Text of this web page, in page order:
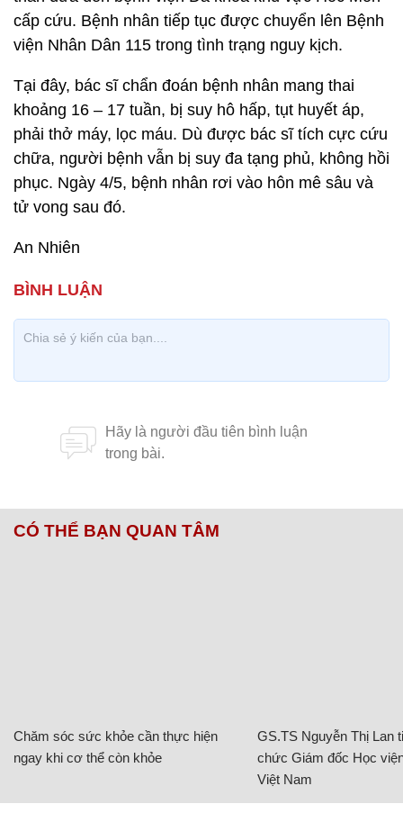
cấp cứu. Bệnh nhân tiếp tục được chuyển lên Bệnh
viện Nhân Dân 115 trong tình trạng nguy kịch.
Tại đây, bác sĩ chẩn đoán bệnh nhân mang thai
khoảng 16 – 17 tuần, bị suy hô hấp, tụt huyết áp,
phải thở máy, lọc máu. Dù được bác sĩ tích cực cứu
chữa, người bệnh vẫn bị suy đa tạng phủ, không hồi
phục. Ngày 4/5, bệnh nhân rơi vào hôn mê sâu và
tử vong sau đó.
An Nhiên
CÓ THỂ BẠN QUAN TÂM
Chăm sóc sức khỏe cần thực hiện
ngay khi cơ thể còn khỏe
GS.TS Nguyễn Thị Lan
chức Giám đốc Học
Việt Nam